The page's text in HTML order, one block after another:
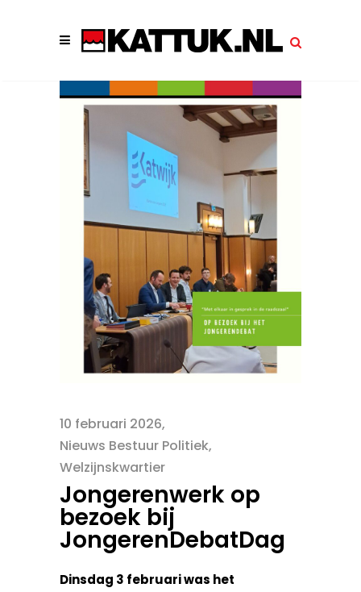
10 februari 2026
Nieuws Bestuur Politiek,
Welzijnskwartier
Jongerenwerk op
bezoek bij
JongerenDebatDag
Dinsdag 3 februari was het